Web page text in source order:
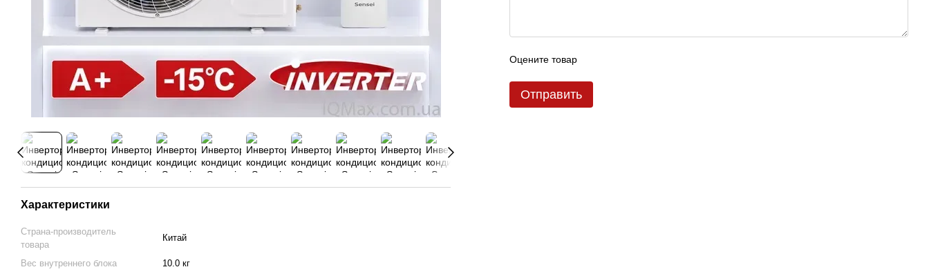
Характеристики
Страна-производитель
товара
Китай
Вес внутреннего блока
10.0 кг
Оцените товар
Отправить